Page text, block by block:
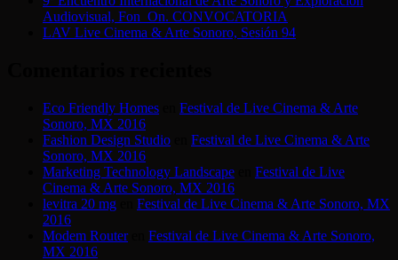
Audiovisual, Fon_On. CONVOCATORIA
LAV Live Cinema & Arte Sonoro, Sesión 94
Eco Friendly Homes
Festival de Live Cinema & Arte
Sonoro, MX 2016
Fashion Design Studio
Festival de Live Cinema & Arte
Sonoro, MX 2016
Marketing Technology Landscape
Festival de Live
Cinema & Arte Sonoro, MX 2016
levitra 20 mg
Festival de Live Cinema & Arte Sonoro, MX
2016
Modem Routeren Festival de Live Cinema & Arte Sonoro,
MX 2016